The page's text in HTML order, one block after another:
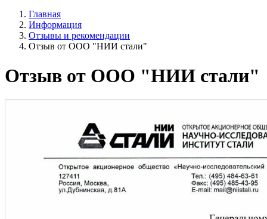
Главная
Информация
Отзывы и рекомендации
Отзыв от ООО "НИИ стали"
Отзыв от ООО "НИИ стали"